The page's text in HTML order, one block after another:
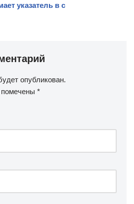
указатель в с
опубликован.
*